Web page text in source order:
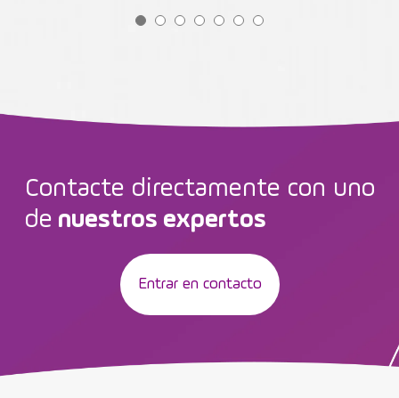
Contacte directamente con uno
de nuestros expertos
Entrar en contacto